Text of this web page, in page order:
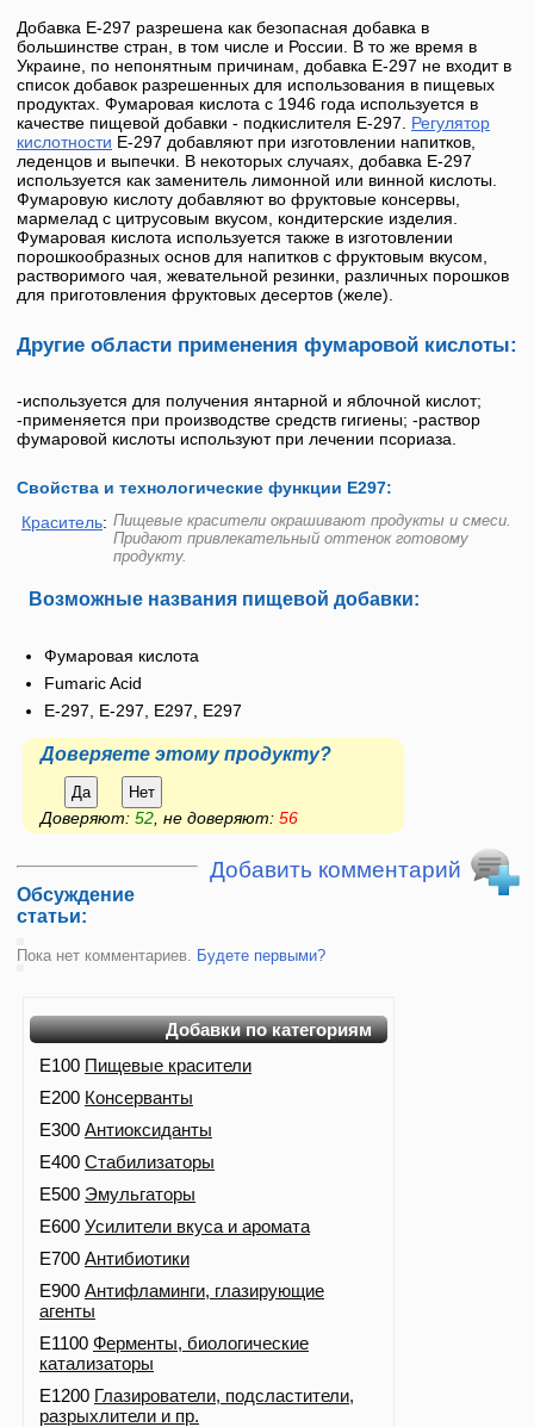
Добавка Е-297 разрешена как безопасная добавка в
большинстве стран, в том числе и России. В то же время в
Украине, по непонятным причинам, добавка Е-297 не входит в
список добавок разрешенных для использования в пищевых
продуктах. Фумаровая кислота с 1946 года используется в
качестве пищевой добавки - подкислителя Е-297
Регулятор
кислотности Е-297 добавляют при изготовлении напитков,
леденцов и выпечки. В некоторых случаях, добавка Е-297
используется как заменитель лимонной или винной кислоты.
Фумаровую кислоту добавляют во фруктовые консервы,
мармелад с цитрусовым вкусом, кондитерские изделия.
Фумаровая кислота используется также в изготовлении
порошкообразных основ для напитков с фруктовым вкусом,
растворимого чая, жевательной резинки, различных порошков
для приготовления фруктовых десертов (желе).
Другие области применения фумаровой кислоты:
-используется для получения янтарной и яблочной кислот;
-применяется при производстве средств гигиены; -раствор
фумаровой кислоты используют при лечении псориаза.
Свойства и технологические функции Е297:
Краситель: Пищевые красители окрашивают продукты и смеси.
Придают привлекательный оттенок готовому
продукту.
Возможные названия пищевой добавки:
Фумаровая кислота
Fumaric Acid
E-297, Е-297, Е297, E297
Доверяете этому продукту?
Да Нет
Доверяют: 52 , не доверяют: 56
Добавить комментарий
Обсуждение
статьи:
Пока нет комментариев. Будете первыми?
Добавки по категориям
E100 Пищевые красители
E200 Консерванты
E300 Антиоксиданты
E400 Стабилизаторы
E500 Эмульгаторы
E600 Усилители вкуса и аромата
E700 Антибиотики
E900 Антифламинги, глазирующие
агенты
E1100 Ферменты, биологические
катализаторы
E1200 Глазирователи, подсластители,
разрыхлители и пр.